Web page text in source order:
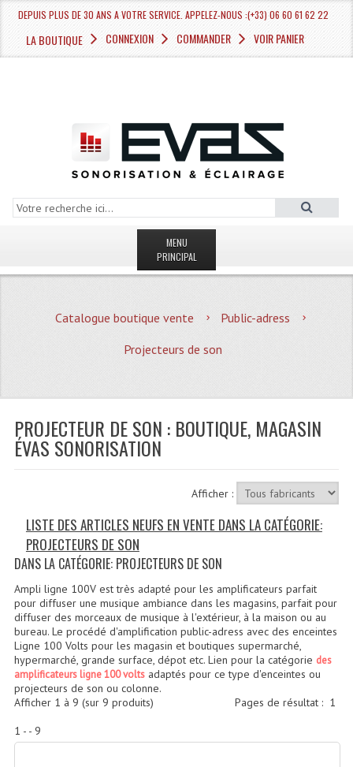
DEPUIS PLUS DE 30 ANS A VOTRE SERVICE. APPELEZ-NOUS :(+33) 06 60 61 62 22
LA BOUTIQUE CONNEXION COMMANDER VOIR PANIER
MENU
PRINCIPAL
MAGASIN
Quoi De Neuf?
Plan Acces, Horaires.
Location De Matériel
Recevoir Nos Promotions
CATÉGORIES
Sonorisation
Accessoires Pieds Cellules Diamants
Accessoires Enceintes
Accessoires Micro, Pieds De Régie
Catalogue boutique vente
Public-adress
Projecteurs de son
PROJECTEUR DE SON : BOUTIQUE, MAGASIN
ÉVAS SONORISATION
Afficher :
LISTE DES ARTICLES NEUFS EN VENTE DANS LA CATÉGORIE:
PROJECTEURS DE SON
DANS LA CATÉGORIE: PROJECTEURS DE SON
Ampli ligne 100V est très adapté pour les amplificateurs parfait
pour diffuser une musique ambiance dans les magasins, parfait pour
diffuser des morceaux de musique à l'extérieur, à la maison ou au
bureau. Le procédé d'amplification public-adress avec des enceintes
Ligne 100 Volts pour les magasin et boutiques supermarché,
hypermarché, grande surface, dépot etc. Lien pour la catégorie des
amplificateurs ligne 100 voltsadaptés pour ce type d'enceintes ou
projecteurs de son ou colonne.
Pages de résultat : 1
Afficher 1 à 9 (sur 9 produits)
1 - - 9